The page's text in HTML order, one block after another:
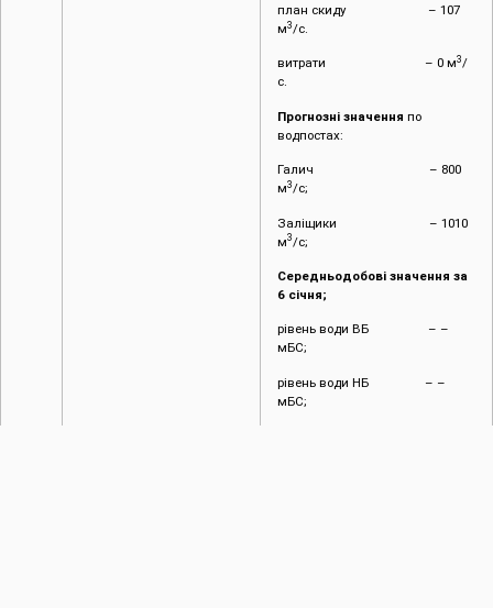
план скиду – 107
м3/с.
витрати – 0 м3/
с.
Прогнозні значення по
водпостах:
Галич – 800
м3/с;
Заліщики – 1010
м3/с;
Середньодобові значення за
6 січня;
рівень води ВБ – –
мБС;
рівень води НБ – –
мБС;